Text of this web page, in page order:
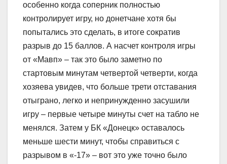
особенно когда соперник полностью
контролирует игру, но донетчане хотя бы
попытались это сделать, в итоге сократив
разрыв до 15 баллов. А насчет контроля игры
от «Мавп» – так это было заметно по
стартовым минутам четвертой четверти, когда
хозяева увидев, что больше трети отставания
отыграно, легко и непринужденно засушили
игру – первые четыре минуты счет на табло не
менялся. Затем у БК «Донецк» оставалось
меньше шести минут, чтобы справиться с
разрывом в «-17» – вот это уже точно было